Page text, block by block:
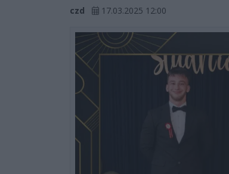
czd 17.03.2025 12:00